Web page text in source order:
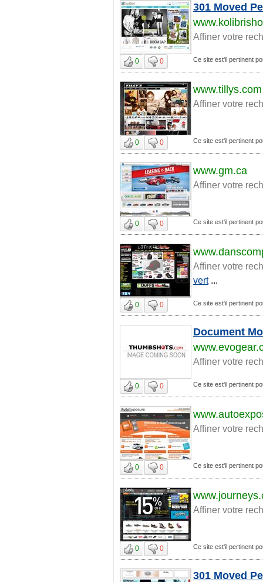
301 Moved
Affiner votre
0 0 Ce site est'il pertinent
www.tillys.com
Affiner votre
0 0 Ce site est'il pertinent
www.gm.ca
Affiner votre
0 0 Ce site est'il pertinent
Affiner votre
vert...
0 0 Ce site est'il pertinent
Document
Affiner votre
0 0 Ce site est'il pertinent
Affiner votre
0 0 Ce site est'il pertinent
Affiner votre
0 0 Ce site est'il pertinent
301 Moved